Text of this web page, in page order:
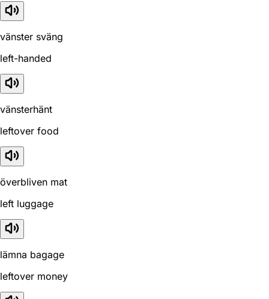
vänster sväng
left-handed
vänsterhänt
leftover food
överbliven mat
left luggage
lämna bagage
leftover money